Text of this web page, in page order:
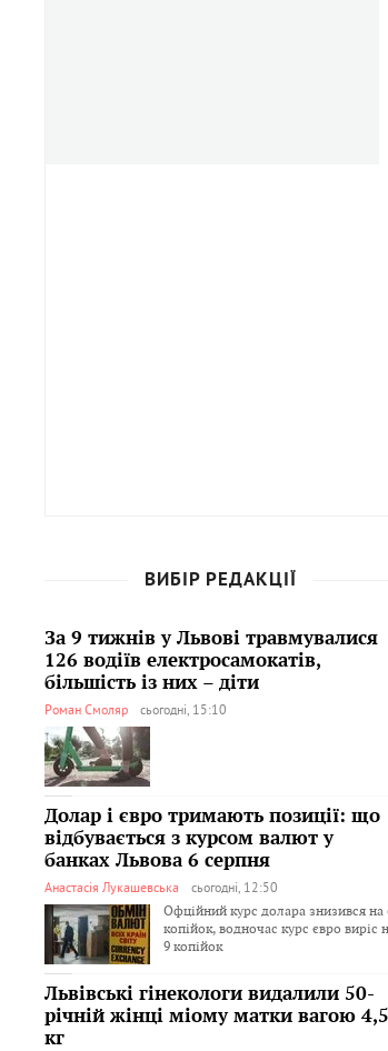
ВИБІР РЕДАКЦІЇ
За 9 тижнів у Львові травмувалися
126 водіїв електросамокатів,
більшість із них – діти
Роман Смоляр сьогодні, 15:10
Долар і євро тримають позиції: що
відбувається з курсом валют у
банках Львова 6 серпня
Анастасія Лукашевська
сьогодні, 12:50
Офційний курс долара знизився на
копійок, водночас курс євро виріс
9 копійок
Львівські гінекологи видалили 50-
річній жінці міому матки вагою 4,5
кг